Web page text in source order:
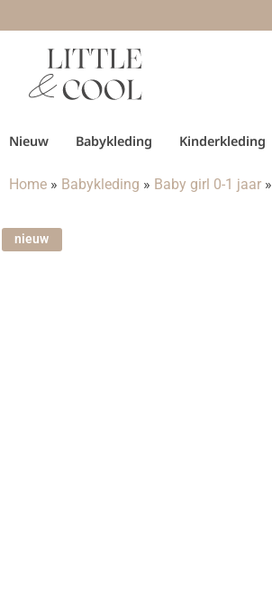
Nieuw Babykleding Kinderkleding
Home » Babykleding » Baby girl 0-1 jaar »
nieuw